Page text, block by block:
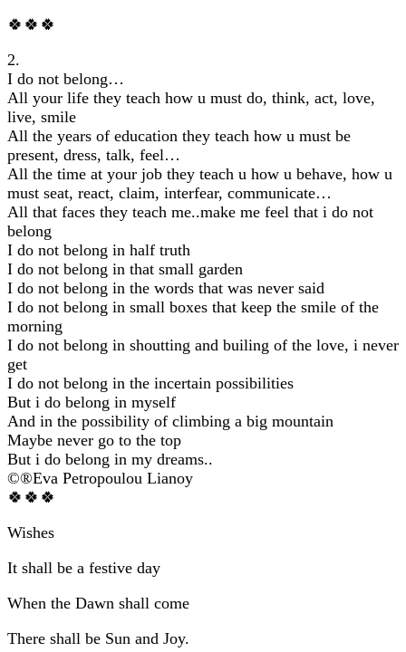
🍀🍀🍀
2.
Ι do not belong…
All your life they teach how u must do, think, act, love,
live, smile
All the years of education they teach how u must be
present, dress, talk, feel…
All the time at your job they teach u how u behave, how u
must seat, react, claim, interfear, communicate…
All that faces they teach me..make me feel that i do not
belong
I do not belong in half truth
I do not belong in that small garden
I do not belong in the words that was never said
I do not belong in small boxes that keep the smile of the
morning
I do not belong in shoutting and builing of the love, i never
get
I do not belong in the incertain possibilities
But i do belong in myself
And in the possibility of climbing a big mountain
Maybe never go to the top
But i do belong in my dreams..
©®Eva Petropoulou Lianoy
🍀🍀🍀
Wishes
It shall be a festive day
When the Dawn shall come
There shall be Sun and Joy.